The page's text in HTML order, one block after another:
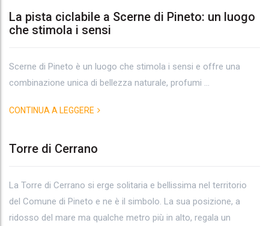
Tag
Archives:
torre
di
cerrano
La pista ciclabile a Scerne di Pineto: un luogo
che stimola i sensi
Scerne di Pineto è un luogo che stimola i sensi e offre una
combinazione unica di bellezza naturale, profumi ...
CONTINUA A LEGGERE
Torre di Cerrano
La Torre di Cerrano si erge solitaria e bellissima nel territorio
del Comune di Pineto e ne è il simbolo. La sua posizione, a
ridosso del mare ma qualche metro più in alto, regala un